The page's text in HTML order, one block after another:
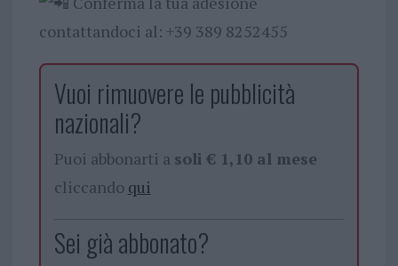
contattandoci al: +39 389 8252455
Vuoi rimuovere le pubblicità
nazionali?
Puoi abbonarti a soli € 1,10 al mese
cliccando qui
Sei già abbonato?